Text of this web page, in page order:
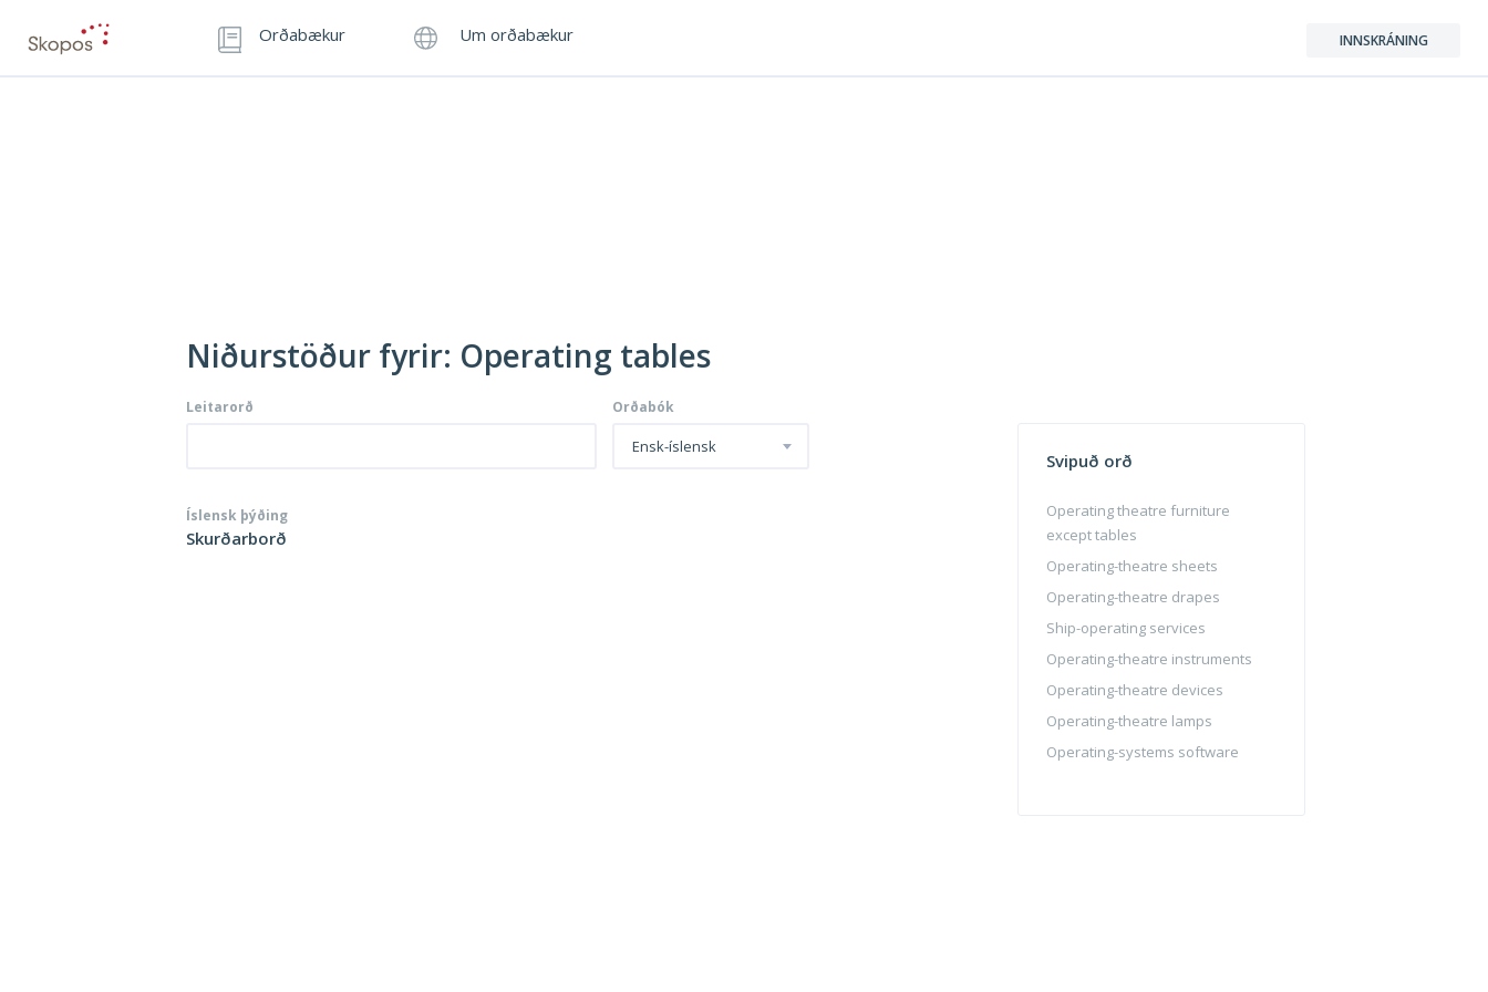
Orðabækur Um orðabækur INNSKRÁNING
Niðurstöður fyrir: Operating tables
Leitarorð Orðabók
Ensk-íslensk
Íslensk þýðing
Skurðarborð
Svipuð orð
Operating theatre furniture
except tables
Operating-theatre sheets
Operating-theatre drapes
Ship-operating services
Operating-theatre instruments
Operating-theatre devices
Operating-theatre lamps
Operating-systems software